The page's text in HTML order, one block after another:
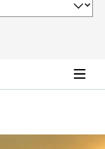
main